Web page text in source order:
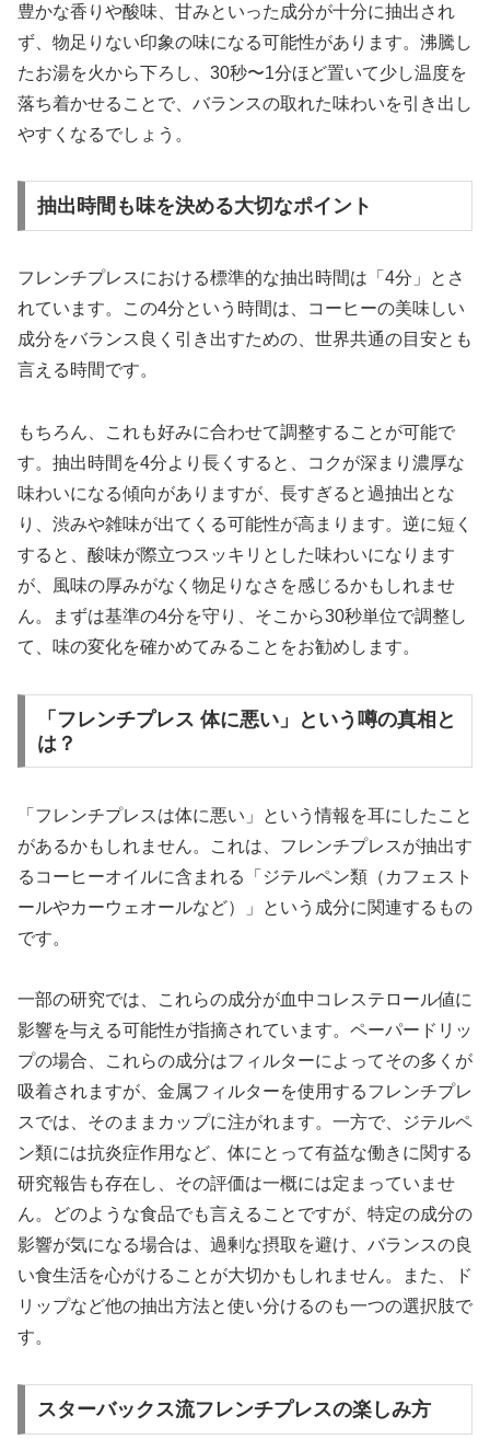
豊かな香りや酸味、甘みといった成分が十分に抽出され
ず、物足りない印象の味になる可能性があります。沸騰し
たお湯を火から下ろし、30秒〜1分ほど置いて少し温度を
落ち着かせることで、バランスの取れた味わいを引き出し
やすくなるでしょう。
抽出時間も味を決める大切なポイント
フレンチプレスにおける標準的な抽出時間は「4分」とさ
れています。この4分という時間は、コーヒーの美味しい
成分をバランス良く引き出すための、世界共通の目安とも
言える時間です。
もちろん、これも好みに合わせて調整することが可能で
す。抽出時間を4分より長くすると、コクが深まり濃厚な
味わいになる傾向がありますが、長すぎると過抽出とな
り、渋みや雑味が出てくる可能性が高まります。逆に短く
すると、酸味が際立つスッキリとした味わいになります
が、風味の厚みがなく物足りなさを感じるかもしれませ
ん。まずは基準の4分を守り、そこから30秒単位で調整し
て、味の変化を確かめてみることをお勧めします。
「フレンチプレス 体に悪い」という噂の真相と
は？
「フレンチプレスは体に悪い」という情報を耳にしたこと
があるかもしれません。これは、フレンチプレスが抽出す
るコーヒーオイルに含まれる「ジテルペン類（カフェスト
ールやカーウェオールなど）」という成分に関連するもの
です。
一部の研究では、これらの成分が血中コレステロール値に
影響を与える可能性が指摘されています。ペーパードリッ
プの場合、これらの成分はフィルターによってその多くが
吸着されますが、金属フィルターを使用するフレンチプレ
スでは、そのままカップに注がれます。一方で、ジテルペ
ン類には抗炎症作用など、体にとって有益な働きに関する
研究報告も存在し、その評価は一概には定まっていませ
ん。どのような食品でも言えることですが、特定の成分の
影響が気になる場合は、過剰な摂取を避け、バランスの良
い食生活を心がけることが大切かもしれません。また、ド
リップなど他の抽出方法と使い分けるのも一つの選択肢で
す。
スターバックス流フレンチプレスの楽しみ方